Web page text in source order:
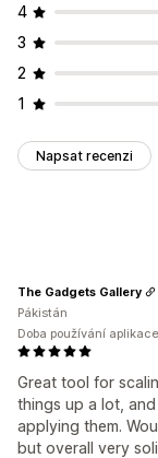
4
3
2
1
Napsat recenzi
Great tool for
things up a lot,
applying them.
but overall very
The Gadgets Gallery
Pákistán
Doba používání